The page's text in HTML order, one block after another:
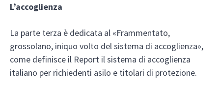
L’accoglienza
La parte terza è dedicata al «Frammentato,
grossolano, iniquo volto del sistema di accoglienza»,
come definisce il Report il sistema di accoglienza
italiano per richiedenti asilo e titolari di protezione.